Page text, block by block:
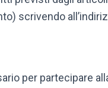
scrivendo
per partecipare